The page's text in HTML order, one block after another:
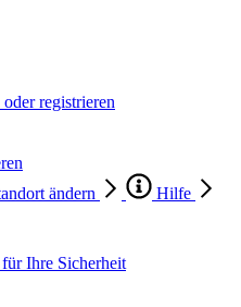
registrieren
ändern
Hilfe
Ihre Sicherheit